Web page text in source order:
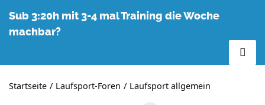
Sub 3:20h mit 3-4 mal Training die Woche
machbar?
Startseite Laufsport-Foren Laufsport allgemein